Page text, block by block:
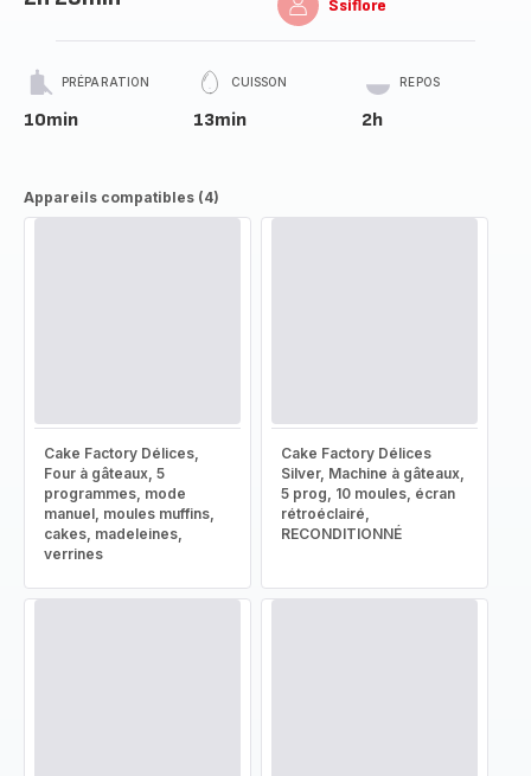
Ssiflore
PRÉPARATION
10min
CUISSON
13min
REPOS
2h
Appareils compatibles (4)
Cake Factory Délices,
Four à gâteaux, 5
programmes, mode
manuel, moules muffins,
cakes, madeleines,
verrines
Cake Factory Délices
Silver, Machine à gâteaux,
5 prog, 10 moules, écran
rétroéclairé,
RECONDITIONNÉ